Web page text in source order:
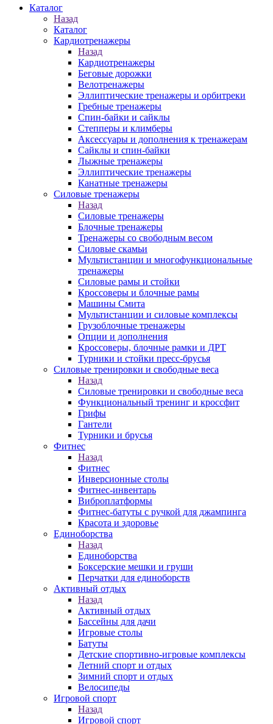
Каталог
Назад
Каталог
Кардиотренажеры
Назад
Кардиотренажеры
Беговые дорожки
Велотренажеры
Эллиптические тренажеры и орбитреки
Гребные тренажеры
Спин-байки и сайклы
Степперы и климберы
Аксессуары и дополнения к тренажерам
Сайклы и спин-байки
Лыжные тренажеры
Эллиптические тренажеры
Канатные тренажеры
Силовые тренажеры
Назад
Силовые тренажеры
Блочные тренажеры
Тренажеры со свободным весом
Силовые скамьи
Мультистанции и многофункциональные
тренажеры
Силовые рамы и стойки
Кроссоверы и блочные рамы
Машины Смита
Мультистанции и силовые комплексы
Грузоблочные тренажеры
Опции и дополнения
Кроссоверы, блочные рамки и ДРТ
Турники и стойки пресс-брусья
Силовые тренировки и свободные веса
Назад
Силовые тренировки и свободные веса
Функциональный тренинг и кроссфит
Грифы
Гантели
Турники и брусья
Фитнес
Назад
Фитнес
Инверсионные столы
Фитнес-инвентарь
Виброплатформы
Фитнес-батуты с ручкой для джампинга
Красота и здоровье
Единоборства
Назад
Единоборства
Боксерские мешки и груши
Перчатки для единоборств
Активный отдых
Назад
Активный отдых
Бассейны для дачи
Игровые столы
Батуты
Детские спортивно-игровые комплексы
Летний спорт и отдых
Зимний спорт и отдых
Велосипеды
Игровой спорт
Назад
Игровой спорт